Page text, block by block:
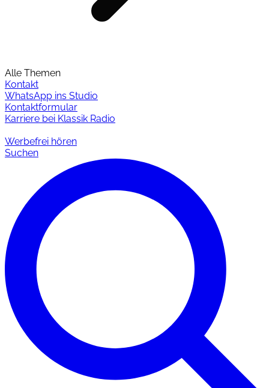
Alle Themen
Kontakt
WhatsApp ins Studio
Kontaktformular
Karriere bei Klassik Radio
Werbefrei hören
Suchen